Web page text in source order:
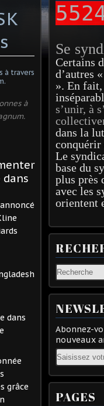
à
dans
grâce
Se
Certains
d’autres
». En fait,
s’unir, à
dans la
conquérir
Le
base du
plus près
avec les
orientent
Abonnez-
nouveaux
Email
PAGES